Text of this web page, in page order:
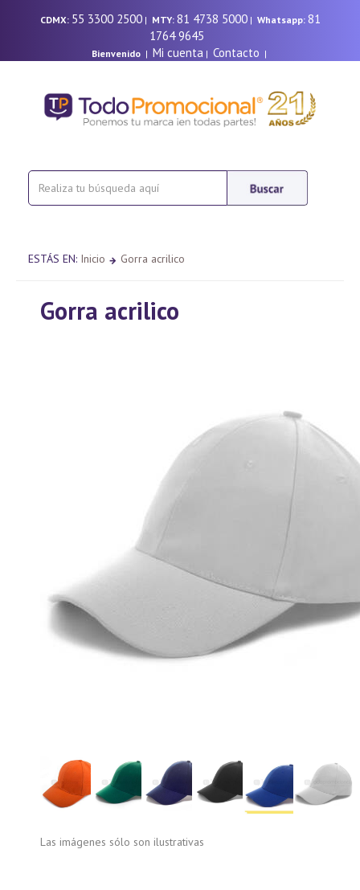
CDMX: 55 3300 2500| MTY: 81 4738 5000| Whatsapp: 81
1764 9645
Bienvenido| Mi cuenta | Contacto |
ESTÁS EN: Inicio Gorra acrilico
Gorra acrilico
Las imágenes sólo son ilustrativas